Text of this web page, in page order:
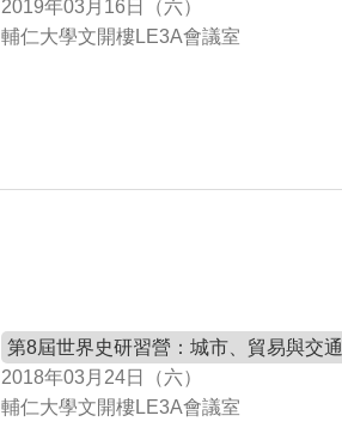
2019年03月16日（六）
輔仁大學文開樓LE3A會議室
第8屆世界史研習營：城市、貿易與交通
2018年03月24日（六）
輔仁大學文開樓LE3A會議室